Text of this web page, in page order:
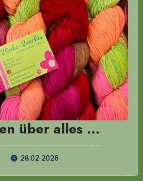
über alles …
28.02.2026